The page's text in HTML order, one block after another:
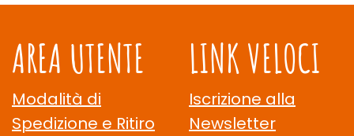
AREA UTENTE
Modalità di
Spedizione e Ritiro
LINK VELOCI
Iscrizione alla
Newsletter